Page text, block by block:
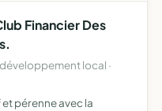
Financier Des
local ·
pérenne avec la